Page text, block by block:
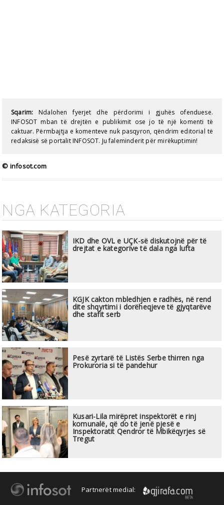
Sqarim: Ndalohen fyerjet dhe përdorimi i gjuhës ofenduese.
INFOSOT mban të drejtën e publikimit ose jo të një komenti të
caktuar. Përmbajtja e komenteve nuk pasqyron, qëndrim editorial të
redaksisë së portalit INFOSOT. Ju faleminderit për mirëkuptimin!
© infosot.com
NGA KATEGORIA
IKD dhe OVL e UÇK-së diskutojnë për të
drejtat e kategorive të dala nga lufta
KGJK cakton mbledhjen e radhës, në rend
dite shqyrtimi i dorëheqjeve të gjyqtarëve
dhe stafit serb
Pesë zyrtarë të Listës Serbe thirren nga
Prokuroria si të pandehur
Kusari-Lila mirëpret inspektorët e rinj
komunalë, që do të jenë pjesë e
Inspektoratit Qendror të Mbikëqyrjes së
Tregut
Partnerët medial: